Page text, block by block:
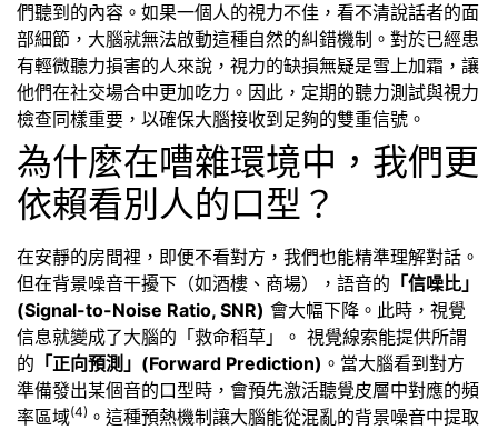
們聽到的內容。如果一個人的視力不佳，看不清說話者的面
部細節，大腦就無法啟動這種自然的糾錯機制。對於已經患
有輕微聽力損害的人來說，視力的缺損無疑是雪上加霜，讓
他們在社交場合中更加吃力。因此，定期的聽力測試與視力
檢查同樣重要，以確保大腦接收到足夠的雙重信號。
為什麼在嘈雜環境中，我們更
依賴看別人的口型？
在安靜的房間裡，即便不看對方，我們也能精準理解對話。
但在背景噪音干擾下（如酒樓、商場），語音的 「信噪比」
(Signal-to-Noise Ratio, SNR) 會大幅下降。此時，視覺
信息就變成了大腦的「救命稻草」。 視覺線索能提供所謂
的 「正向預測」(Forward Prediction) 。當大腦看到對方
準備發出某個音的口型時，會預先激活聽覺皮層中對應的頻
率區域(4) 。這種預熱機制讓大腦能從混亂的背景噪音中提取